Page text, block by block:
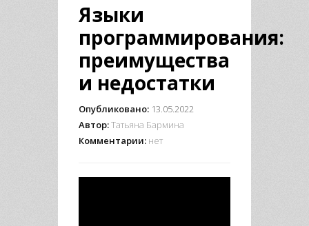
Языки
программирования:
преимущества
и недостатки
Опубликовано: 13.05.2022
Автор:Татьяна Бармина
Комментарии: нет